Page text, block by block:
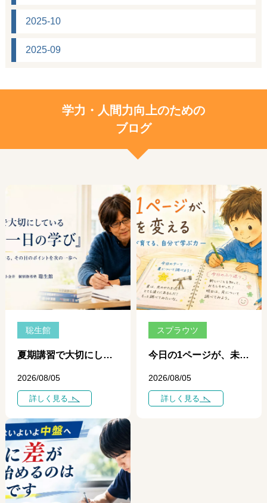
2025-10
2025-09
学力・人間力向上のための
ブログ
聡生館
夏期講習で大切にしている「一日、一日の学び」 ― 個別指導だからできる、その日のポイントを次の一歩につなげる学習 ―
2026/08/05
詳しく見る
スプラウツ
今日の1ページが、未来を変える ― 自学ノートが育てる、自分で学ぶ力 ―
2026/08/05
詳しく見る